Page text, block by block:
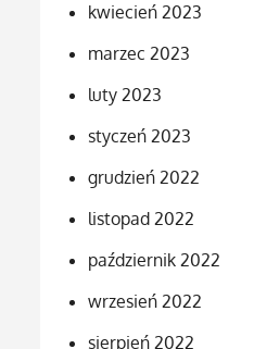
kwiecień 2023
marzec 2023
luty 2023
styczeń 2023
grudzień 2022
listopad 2022
październik 2022
wrzesień 2022
sierpień 2022